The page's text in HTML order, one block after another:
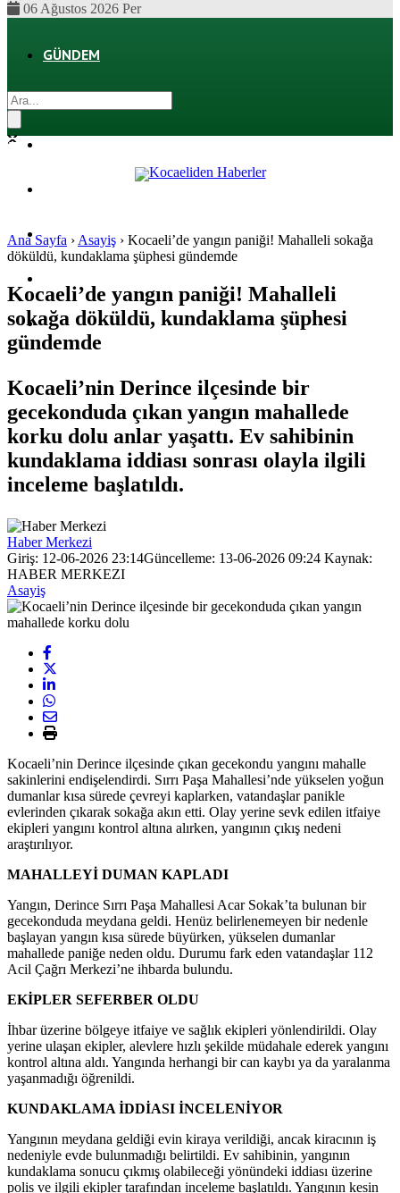
06 Ağustos 2026 Per
GÜNDEM
SPOR
SAĞLIK
Ana Sayfa › Asayiş › Kocaeli’de yangın paniği! Mahalleli sokağa
döküldü, kundaklama şüphesi gündemde
Kocaeli’de yangın paniği! Mahalleli
sokağa döküldü, kundaklama şüphesi
gündemde
Kocaeli’nin Derince ilçesinde bir
gecekonduda çıkan yangın mahallede
korku dolu anlar yaşattı. Ev sahibinin
kundaklama iddiası sonrası olayla ilgili
inceleme başlatıldı.
Haber Merkezi
Giriş: 12-06-2026 23:14Güncelleme: 13-06-2026 09:24 Kaynak:
HABER MERKEZI
Asayiş
Kocaeli’nin Derince ilçesinde çıkan gecekondu yangını mahalle
sakinlerini endişelendirdi. Sırrı Paşa Mahallesi’nde yükselen yoğun
dumanlar kısa sürede çevreyi kaplarken, vatandaşlar panikle
evlerinden çıkarak sokağa akın etti. Olay yerine sevk edilen itfaiye
ekipleri yangını kontrol altına alırken, yangının çıkış nedeni
araştırılıyor.
MAHALLEYİ DUMAN KAPLADI
Yangın, Derince Sırrı Paşa Mahallesi Acar Sokak’ta bulunan bir
gecekonduda meydana geldi. Henüz belirlenemeyen bir nedenle
başlayan yangın kısa sürede büyürken, yükselen dumanlar
mahallede paniğe neden oldu. Durumu fark eden vatandaşlar 112
Acil Çağrı Merkezi’ne ihbarda bulundu.
EKİPLER SEFERBER OLDU
İhbar üzerine bölgeye itfaiye ve sağlık ekipleri yönlendirildi. Olay
yerine ulaşan ekipler, alevlere hızlı şekilde müdahale ederek yangını
kontrol altına aldı. Yangında herhangi bir can kaybı ya da yaralanma
yaşanmadığı öğrenildi.
KUNDAKLAMA İDDİASI İNCELENİYOR
Yangının meydana geldiği evin kiraya verildiği, ancak kiracının iş
nedeniyle evde bulunmadığı belirtildi. Ev sahibinin, yangının
kundaklama sonucu çıkmış olabileceği yönündeki iddiası üzerine
polis ve ilgili ekipler tarafından inceleme başlatıldı. Yangının kesin